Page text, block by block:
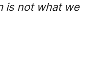
is not what we